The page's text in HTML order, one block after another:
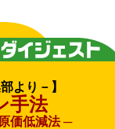
より－】
手法
価低減法 ─